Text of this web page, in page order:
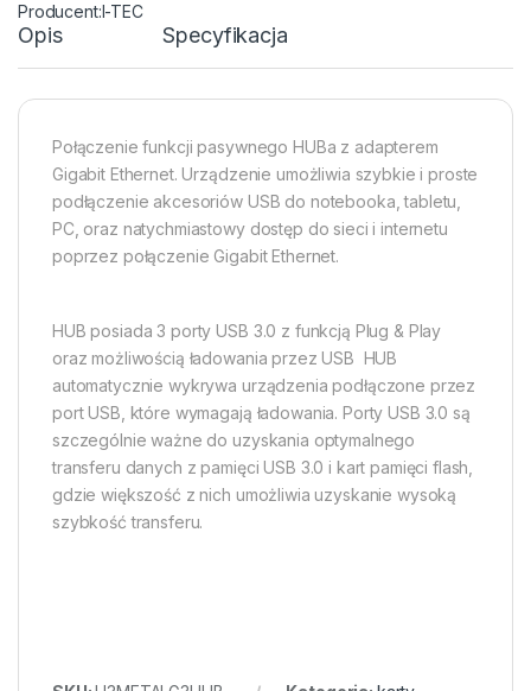
I-TEC
Opis Specyfikacja
Połączenie funkcji pasywnego HUBa z adapterem
Gigabit Ethernet. Urządzenie umożliwia szybkie i proste
podłączenie akcesoriów USB do notebooka, tabletu,
PC, oraz natychmiastowy dostęp do sieci i internetu
poprzez połączenie Gigabit Ethernet.
HUB posiada 3 porty USB 3.0 z funkcją Plug & Play
oraz możliwością ładowania przez USB  HUB
automatycznie wykrywa urządzenia podłączone przez
port USB, które wymagają ładowania. Porty USB 3.0 są
szczególnie ważne do uzyskania optymalnego
transferu danych z pamięci USB 3.0 i kart pamięci flash,
gdzie większość z nich umożliwia uzyskanie wysoką
szybkość transferu.